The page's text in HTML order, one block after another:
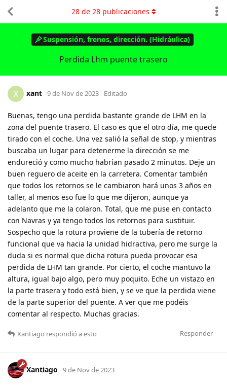
Suspensión, frenos, dirección. (Hidráulica)
Perdida Lhm puente trasero
28de 28publicaciones
X xant 9 de Nov de 2023 Editado
Buenas, tengo una perdida bastante grande de LHM en la
zona del puente trasero. El caso es que el otro día, me quede
tirado con el coche. Una vez salió la señal de stop, y mientras
buscaba un lugar para detenerme la dirección se me
endureció y como mucho habrían pasado 2 minutos. Deje un
buen reguero de aceite en la carretera. Comentar también
que todos los retornos se le cambiaron hará unos 3 años en
taller, al menos eso fue lo que me dijeron, aunque ya
adelanto que me la colaron. Total, que me puse en contacto
con Navras y ya tengo todos los retornos para sustituir.
Sospecho que la rotura proviene de la tubería de retorno
funcional que va hacia la unidad hidractiva, pero me surge la
duda si es normal que dicha rotura pueda provocar esa
perdida de LHM tan grande. Por cierto, el coche mantuvo la
altura, igual bajo algo, pero muy poquito. Eche un vistazo en
la parte trasera y todo está bien, y se ve que la perdida viene
de la parte superior del puente. A ver que me podéis
comentar al respecto. Muchas gracias.
Responder
Xantiago respondió a esto
Xantiago 9 de Nov de 2023